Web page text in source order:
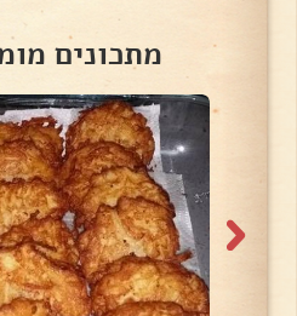
מתכונים